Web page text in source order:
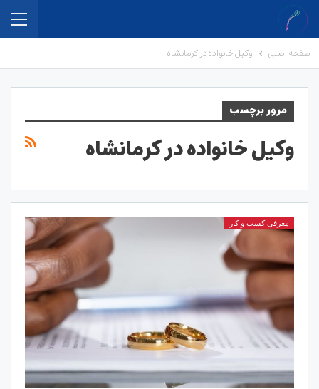
صفحه اصلی وکیل خانواده در کرمانشاه
مرور برچسب
وکیل خانواده در کرمانشاه
معرفی کسب و کار